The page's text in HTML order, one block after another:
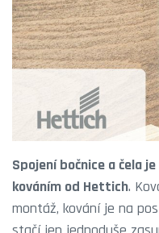
Spojení bočnice a čela
kováním od Hettich.
montáž, kování je na